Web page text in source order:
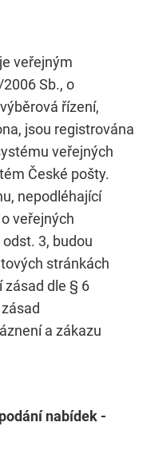
veřejným
Sb., o
řízení,
jsou registrována
veřejných
České pošty.
nepodléhající
veřejných
3, budou
stránkách
zásad dle § 6
a zákazu
nabídek -